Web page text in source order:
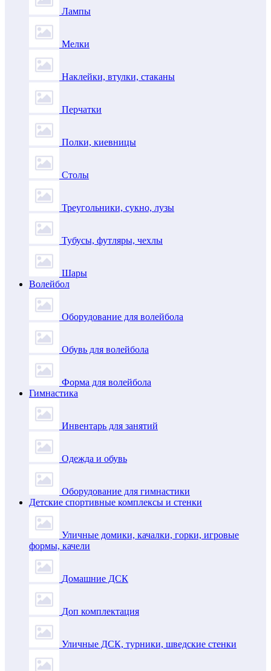
Лампы
Мелки
Наклейки, втулки, стаканы
Перчатки
Полки, киевницы
Столы
Треугольники, сукно, лузы
Тубусы, футляры, чехлы
Шары
Волейбол
Оборудование для волейбола
Обувь для волейбола
Форма для волейбола
Гимнастика
Инвентарь для занятий
Одежда и обувь
Оборудование для гимнастики
Детские спортивные комплексы и стенки
Уличные домики, качалки, горки, игровые
формы, качели
Домашние ДСК
Доп комплектация
Уличные ДСК, турники, шведские стенки